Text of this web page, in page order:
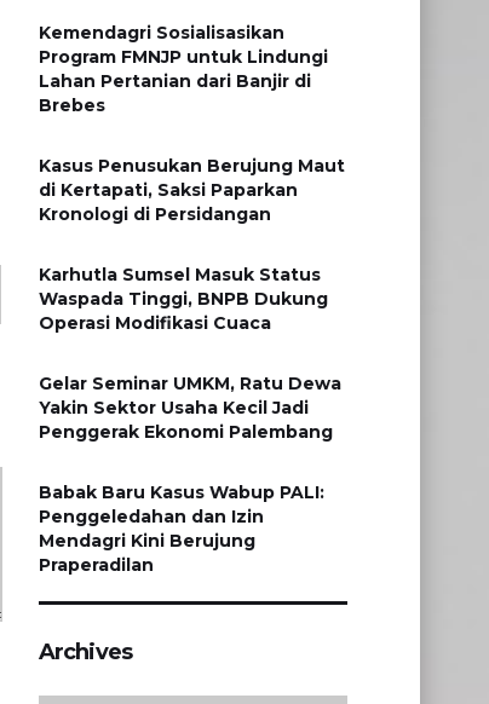
Kemendagri Sosialisasikan
Program FMNJP untuk Lindungi
Lahan Pertanian dari Banjir di
Brebes
Kasus Penusukan Berujung Maut
di Kertapati, Saksi Paparkan
Kronologi di Persidangan
Karhutla Sumsel Masuk Status
Waspada Tinggi, BNPB Dukung
Operasi Modifikasi Cuaca
Gelar Seminar UMKM, Ratu Dewa
Yakin Sektor Usaha Kecil Jadi
Penggerak Ekonomi Palembang
Babak Baru Kasus Wabup PALI:
Penggeledahan dan Izin
Mendagri Kini Berujung
Praperadilan
Archives